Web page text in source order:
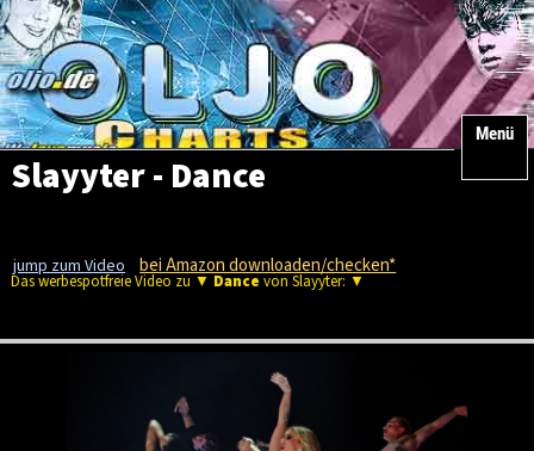
Menü
Slayyter - Dance
jump zum Video bei Amazon downloaden/checken*
Das werbespotfreie Video zu ▼ Dance von Slayyter: ▼